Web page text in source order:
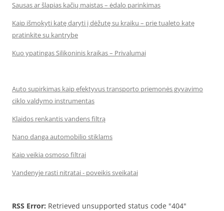
Sausas ar šlapias kačių maistas – ėdalo parinkimas
Kaip išmokyti katę daryti į dėžutę su kraiku – prie tualeto katę
pratinkite su kantrybe
Kuo ypatingas Silikoninis kraikas – Privalumai
Auto supirkimas kaip efektyvus transporto priemonės gyvavimo
ciklo valdymo instrumentas
Klaidos renkantis vandens filtrą
Nano danga automobilio stiklams
Kaip veikia osmoso filtrai
Vandenyje rasti nitratai - poveikis sveikatai
RSS Error: Retrieved unsupported status code "404"